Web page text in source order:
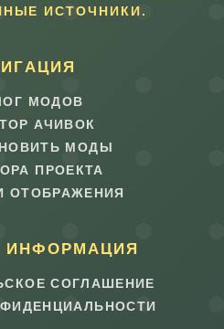
ИСТОЧНИКИ.
МОДОВ
АЧИВОК
МОДЫ
ПРОЕКТА
ОТОБРАЖЕНИЯ
ИНФОРМАЦИЯ
СОГЛАШЕНИЕ